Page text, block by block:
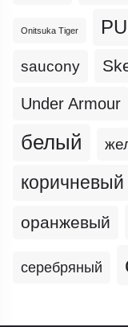
Onitsuka Tiger
saucony
Under Armour
белый
коричневый
оранжевый
серебряный